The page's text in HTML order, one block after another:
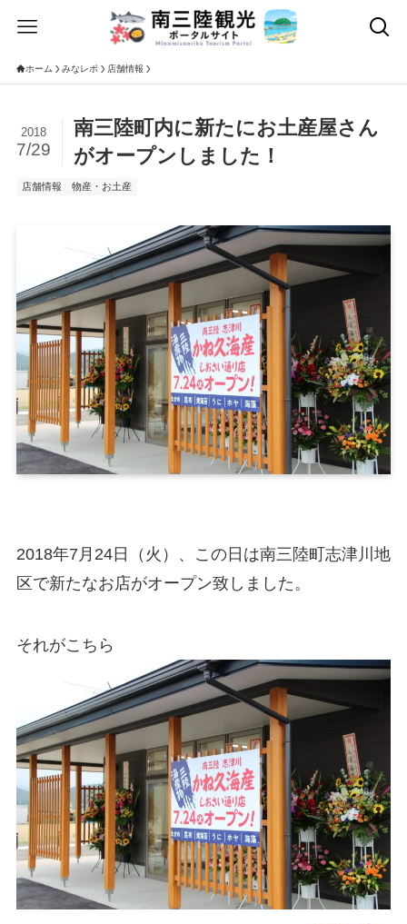
ホーム みなレポ 店舗情報
南三陸町内に新たにお土産屋さん
がオープンしました！
2018
7/29
店舗情報 物産・お土産
2018年7月24日（火）、この日は南三陸町志津川地
区で新たなお店がオープン致しました。
それがこちら